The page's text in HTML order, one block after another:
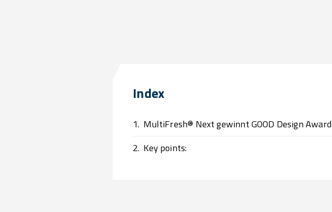
Index
1. MultiFresh® Next gewinnt GOOD Design Award
2. Key points: